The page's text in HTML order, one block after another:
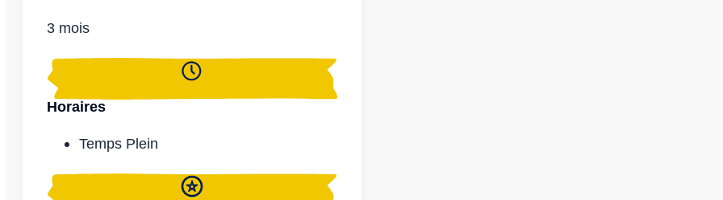
3 mois
Horaires
Temps Plein